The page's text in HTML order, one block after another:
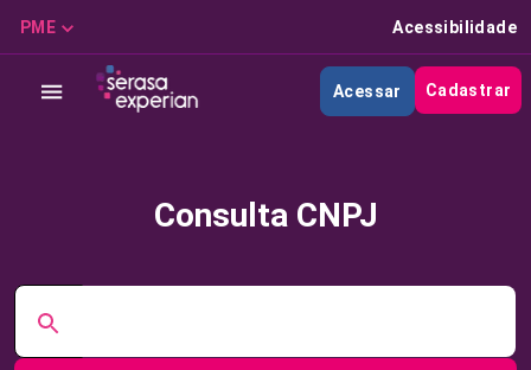
PME Acessibilidade
Acessar Cadastrar
Consulta CNPJ